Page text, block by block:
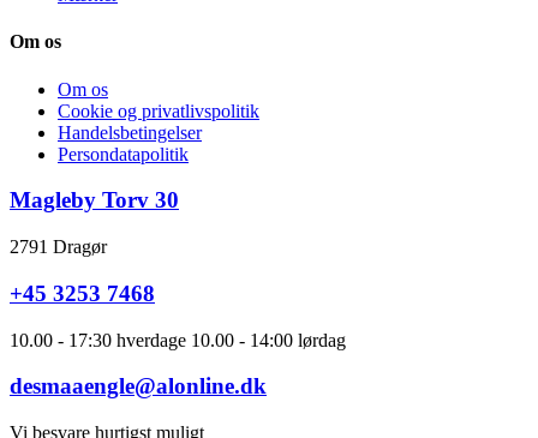
Om os
Om os
Cookie og privatlivspolitik
Handelsbetingelser
Persondatapolitik
Magleby Torv 30
2791 Dragør
+45 3253 7468
10.00 - 17:30 hverdage 10.00 - 14:00 lørdag
desmaaengle@alonline.dk
Vi besvare hurtigst muligt